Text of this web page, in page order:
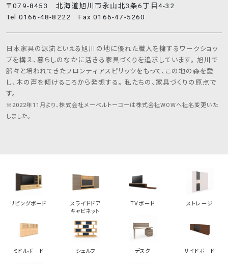
〒079-8453 北海道旭川市永山北3条6丁目4-32
Tel 0166-48-8222 Fax 0166-47-5260
日本家具の源流といえる旭川の地に優れた職人を擁するワークショッ
プを構え、暮らしのなかに活きる家具づくりを追求しています。 旭川で
脈々と培われてきたフロンティアスピリッツをもって、この地の森を愛
し、木の声を傾けるころから発想する。 私たちの、家具づくりの原点で
す。
※2022年11月より、株式会社メーベルトーコーは株式会社WOWへ社名変更いた
しました。
リビングボード
スライドドア
キャビネット
TVボード ストレージ
ミドルボード シェルフ デスク サイドボード